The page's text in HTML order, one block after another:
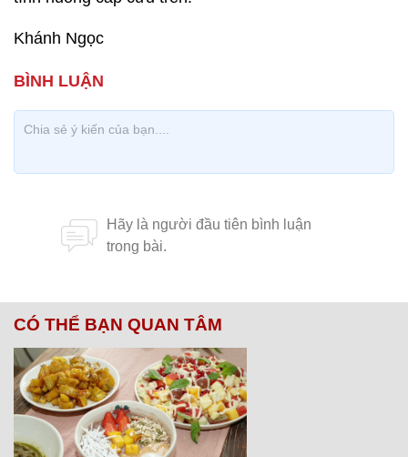
Khánh Ngọc
CÓ THỂ BẠN QUAN TÂM